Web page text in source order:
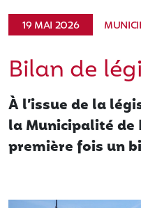
19 MAI 2026
Bilan de
À l’issue de la
la Municipalité
première fois un